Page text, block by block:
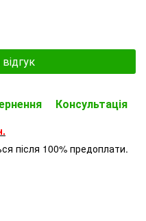
Консультація
після 100% предоплати.